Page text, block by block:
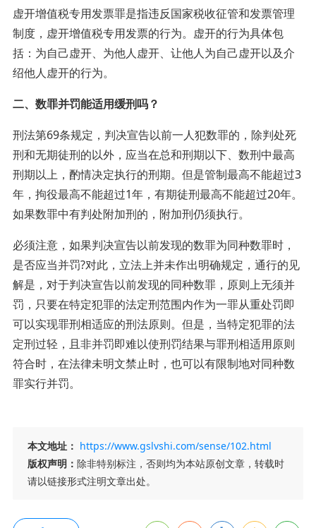
虚开增值税专用发票罪是指违反国家税收征管和发票管理
制度，虚开增值税专用发票的行为。虚开的行为具体包
括：为自己虚开、为他人虚开、让他人为自己虚开以及介
绍他人虚开的行为。
二、数罪并罚能适用缓刑吗？
刑法第69条规定，判决宣告以前一人犯数罪的，除判处死
刑和无期徒刑的以外，应当在总和刑期以下、数刑中最高
刑期以上，酌情决定执行的刑期。但是管制最高不能超过3
年，拘役最高不能超过1年，有期徒刑最高不能超过20年。
如果数罪中有判处附加刑的，附加刑仍须执行。
必须注意，如果判决宣告以前发现的数罪为同种数罪时，
是否应当并罚?对此，立法上并未作出明确规定，通行的见
解是，对于判决宣告以前发现的同种数罪，原则上无须并
罚，只要在特定犯罪的法定刑范围内作为一罪从重处罚即
可以实现罪刑相适应的刑法原则。但是，当特定犯罪的法
定刑过轻，且非并罚即难以使刑罚结果与罪刑相适用原则
符合时，在法律未明文禁止时，也可以有限制地对同种数
罪实行并罚。
本文地址： https://www.gslvshi.com/sense/102.html
版权声明： 除非特别标注，否则均为本站原创文章，转载时
请以链接形式注明文章出处。